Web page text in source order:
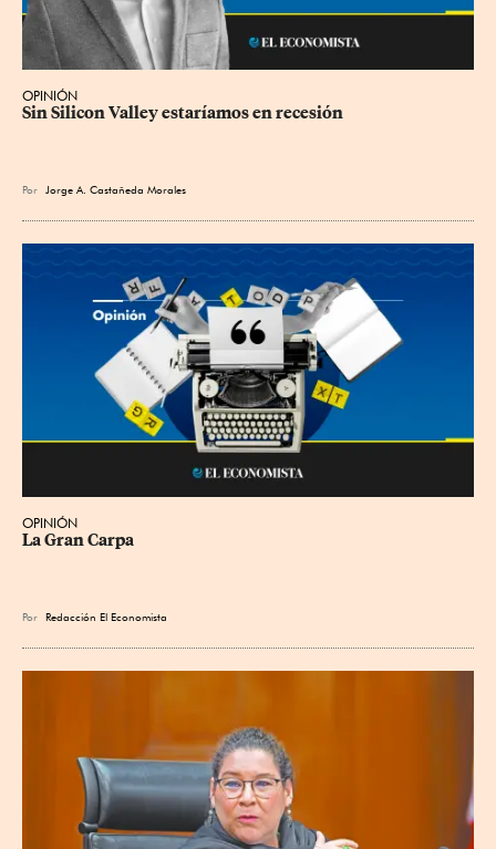
OPINIÓN
Sin Silicon Valley estaríamos en recesión
Por Jorge A. Castañeda Morales
OPINIÓN
La Gran Carpa
Por Redacción El Economista